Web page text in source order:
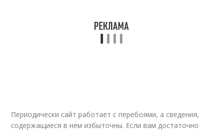
Периодически сайт работает с перебоями, а сведения,
содержащиеся в нем избыточны. Если вам достаточно